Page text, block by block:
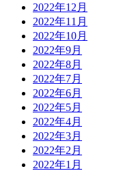
2022年12月
2022年11月
2022年10月
2022年9月
2022年8月
2022年7月
2022年6月
2022年5月
2022年4月
2022年3月
2022年2月
2022年1月